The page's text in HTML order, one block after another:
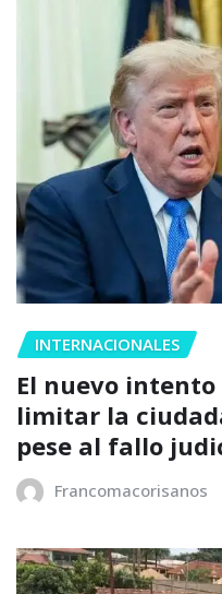
INTERNACIONALES
El nuevo
limitar la
pese al fallo
Francomacorisanos